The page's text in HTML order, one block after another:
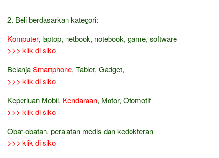
2. Beli berdasarkan kategori:
Komputer, laptop, netbook, notebook, game, software
>>> klik di siko
BelanjaSmartphone, Tablet, Gadget,
>>> klik di siko
Keperluan Mobil, Kendaraan, Motor, Otomotif
>>> klik di siko
Obat-obatan, peralatan medis dan kedokteran
>>> klik di siko